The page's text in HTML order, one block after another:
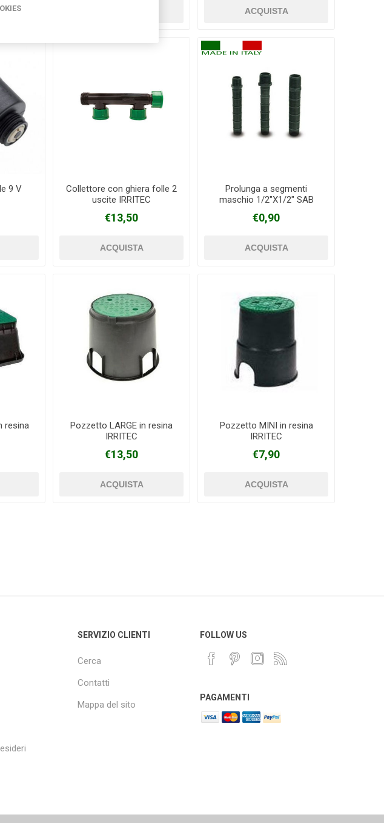
9 V
Collettore con ghiera folle 2
uscite IRRITEC
€13,50
Prolunga a segmenti
maschio 1/2"X1/2" SAB
€0,90
resina
Pozzetto LARGE in resina
IRRITEC
€13,50
Pozzetto MINI in resina
IRRITEC
€7,90
SERVIZIO CLIENTI
Cerca
Contatti
Mappa del sito
FOLLOW US
PAGAMENTI